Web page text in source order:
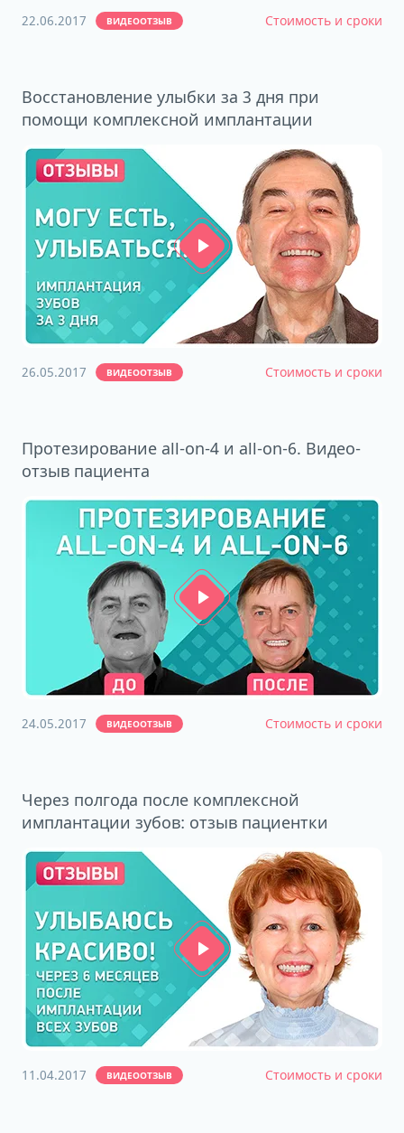
22.06.2017 ВИДЕООТЗЫВ Стоимость и сроки
Восстановление улыбки за 3 дня при
помощи комплексной имплантации
26.05.2017 ВИДЕООТЗЫВ Стоимость и сроки
Протезирование all-on-4 и all-on-6. Видео-
отзыв пациента
24.05.2017 ВИДЕООТЗЫВ Стоимость и сроки
Через полгода после комплексной
имплантации зубов: отзыв пациентки
11.04.2017 ВИДЕООТЗЫВ Стоимость и сроки